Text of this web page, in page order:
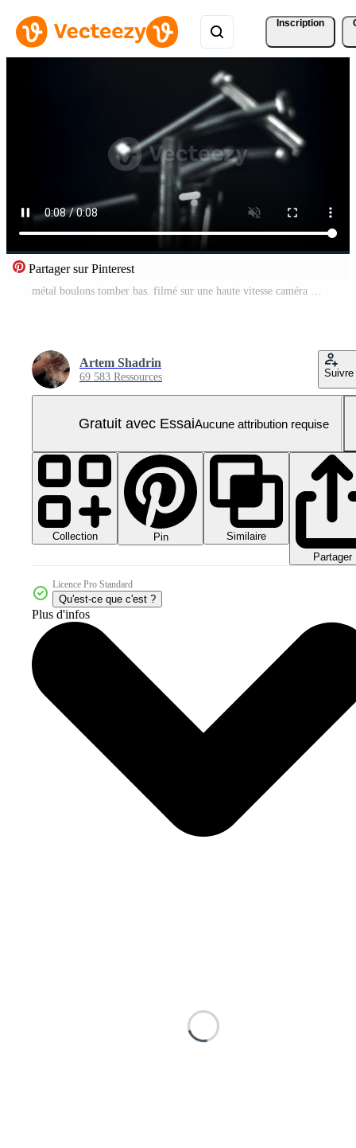
Inscription
Partager sur Pinterest
métal boulons tomber bas. filmé sur une haute vitesse caméra à 1000 ips. haute qualité Full HD métrage Vidéo Pro
Artem Shadrin
69 583 Ressources Suivre
Gratuit avec EssaiAucune attribution requise
Collection Pin
Similaire
Partager
Licence Pro Standard
Qu'est-ce que c'est ?
Plus d'infos